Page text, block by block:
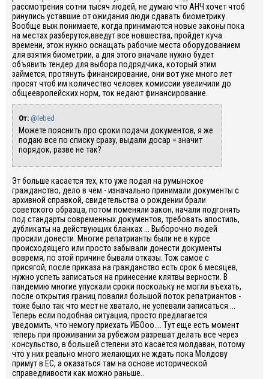
рассмотрения сотни тысяч людей, не думаю что АНЧ хочет чтоб
ринулись уставшие от ожидания люди сдавать биометрику.
Вообще выж понимаете, когда принимаются новые законы пока
на местах разберутся,введут все новшества, пройдет куча
времени, этож нужно оснащать рабочие места оборудованием
для взятия биометрии, а для этого вначале нужно будет
объявить тендер для выбора подрядчика, который этим
займется, протянуть финансирование, они вот уже много лет
просят чтоб им количество человек комиссии увеличили до
общеевропейских норм, ток недают финансирование.
От: @lebed
Можете пояснить про сроки подачи документов, я же
подаю все по списку сразу, выдали досар = значит
порядок, разве не так?
Эт больше касается тех, кто уже подал на румынское
гражданство, дело в чем - изначально принимали документы с
архивной справкой, свидетельства о рождении брали
советского образца, потом поменяли закон, начали подгонять
под стандарты современных документов, требовать апостиль,
дубликаты на действующих бланках ... Выборочно людей
просили донести. Многие репатрианты были не в курсе
происходящего или просто забывали донести документы
вовремя, по этой причине бывали отказы. Тож самое с
присягой, после приказа на гражданство есть срок 6 месяцев,
нужно успеть записаться на принесение клятвы верности. В
пандемию многие упускали сроки поскольку не могли въехать,
после открытия границ повалил большой поток репатриантов -
тоже было так что мест не хватало, не успевали записаться ...
Теперь если подобная ситуация, просто предлагается
уведомить, что немогу приехать ИБОоо.... Тут еще есть момент
теперь при проживании за рубежом разрешат делать все через
консульство, в большей степени это касается молдаван, потому
что у них реально много желающих не ждать пока Молдову
примут в ЕС, а оказаться там на основе исторической
справедливости как можно раньше..